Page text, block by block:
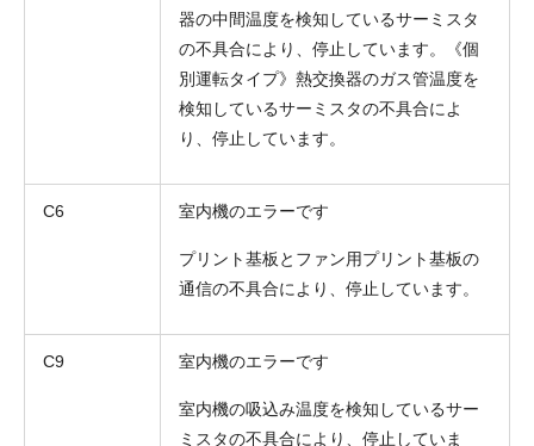
器の中間温度を検知しているサーミスタ
の不具合により、停止しています。《個
別運転タイプ》熱交換器のガス管温度を
検知しているサーミスタの不具合によ
り、停止しています。
C6 室内機のエラーです
プリント基板とファン用プリント基板の
通信の不具合により、停止しています。
C9 室内機のエラーです
室内機の吸込み温度を検知しているサー
ミスタの不具合により、停止していま